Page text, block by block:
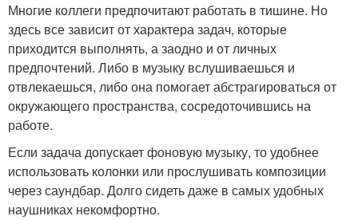
Многие коллеги предпочитают работать в тишине. Но
здесь все зависит от характера задач, которые
приходится выполнять, а заодно и от личных
предпочтений. Либо в музыку вслушиваешься и
отвлекаешься, либо она помогает абстрагироваться от
окружающего пространства, сосредоточившись на
работе.
Если задача допускает фоновую музыку, то удобнее
использовать колонки или прослушивать композиции
через саундбар. Долго сидеть даже в самых удобных
наушниках некомфортно.